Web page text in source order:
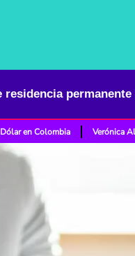
Dólar en Colombia Verónica